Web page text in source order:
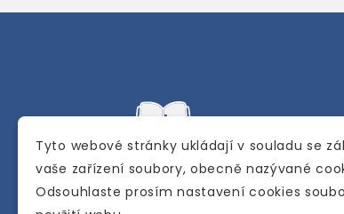
Internetové a kamenné
Tyto webové stránky ukládají v souladu se
vaše zařízení soubory, obecně nazývané
Odsouhlaste prosím nastavení cookies